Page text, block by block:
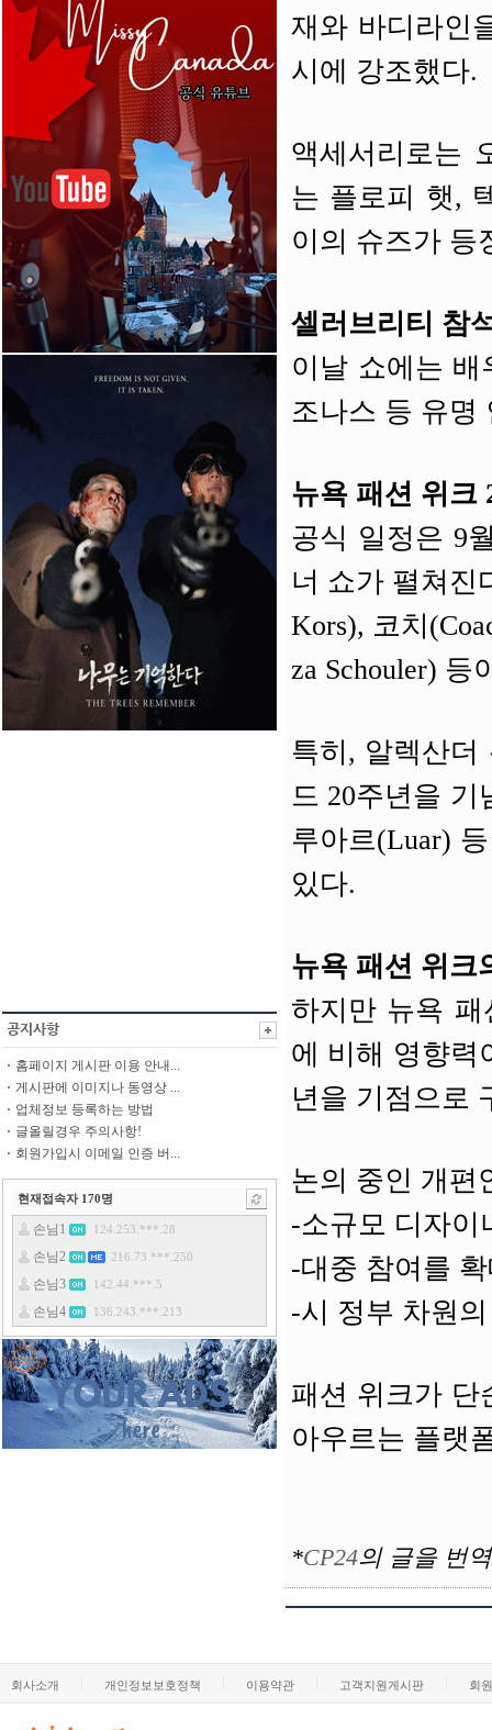
홈페이지 게시판 이용 안내...
게시판에 이미지나 동영상 ...
업체정보 등록하는 방법
글올릴경우 주의사항!
회원가입시 이메일 인증 버...
현재접속자 170명
재와 바디라인
시에 강조했다.
액세서리로는
는 플로피 햇,
이의 슈즈가 등
셀러브리티 참
이날 쇼에는
조나스 등 유명
뉴욕 패션 위크
공식 일정은 9
너 쇼가 펼쳐진
Kors), 코치
za Schouler) 등
특히, 알렉산더
드 20주년을 기
루아르(Luar)
있다.
뉴욕 패션 위크
하지만 뉴욕
에 비해 영향력
년을 기점으로
논의 중인 개편
-소규모 디자이
-대중 참여를
-시 정부 차원
패션 위크가 단
아우르는 플랫
*CP24의 글을 번역
회사소개 개인정보보호정책 이용약관 고객지원게시판 회